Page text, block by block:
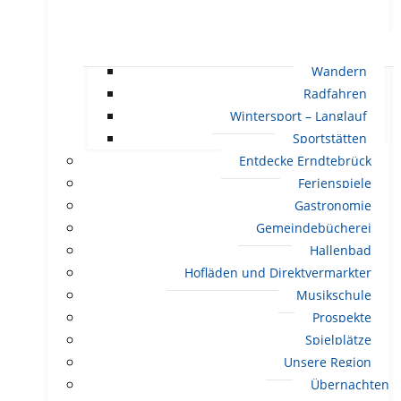
Wandern
Radfahren
Wintersport – Langlauf
Sportstätten
Entdecke Erndtebrück
Ferienspiele
Gastronomie
Gemeindebücherei
Hallenbad
Hofläden und Direktvermarkter
Musikschule
Prospekte
Spielplätze
Unsere Region
Übernachten